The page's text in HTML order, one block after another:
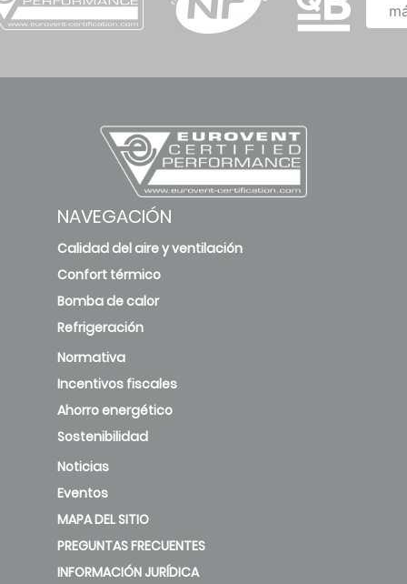
NAVEGACIÓN
Calidad del aire y ventilación
Confort térmico
Bomba de calor
Refrigeración
Normativa
Incentivos fiscales
Ahorro energético
Sostenibilidad
Noticias
Eventos
MAPA DEL SITIO
PREGUNTAS FRECUENTES
INFORMACIÓN JURÍDICA